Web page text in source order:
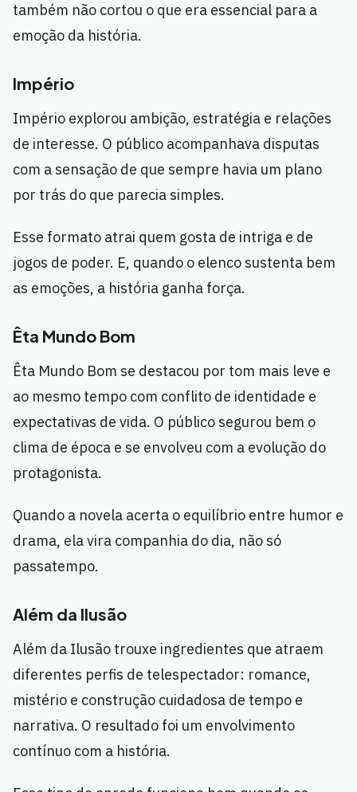
também não cortou o que era essencial para a
emoção da história.
Império
Império explorou ambição, estratégia e relações
de interesse. O público acompanhava disputas
com a sensação de que sempre havia um plano
por trás do que parecia simples.
Esse formato atrai quem gosta de intriga e de
jogos de poder. E, quando o elenco sustenta bem
as emoções, a história ganha força.
Êta Mundo Bom
Êta Mundo Bom se destacou por tom mais leve e
ao mesmo tempo com conflito de identidade e
expectativas de vida. O público segurou bem o
clima de época e se envolveu com a evolução do
protagonista.
Quando a novela acerta o equilíbrio entre humor e
drama, ela vira companhia do dia, não só
passatempo.
Além da Ilusão
Além da Ilusão trouxe ingredientes que atraem
diferentes perfis de telespectador: romance,
mistério e construção cuidadosa de tempo e
narrativa. O resultado foi um envolvimento
contínuo com a história.